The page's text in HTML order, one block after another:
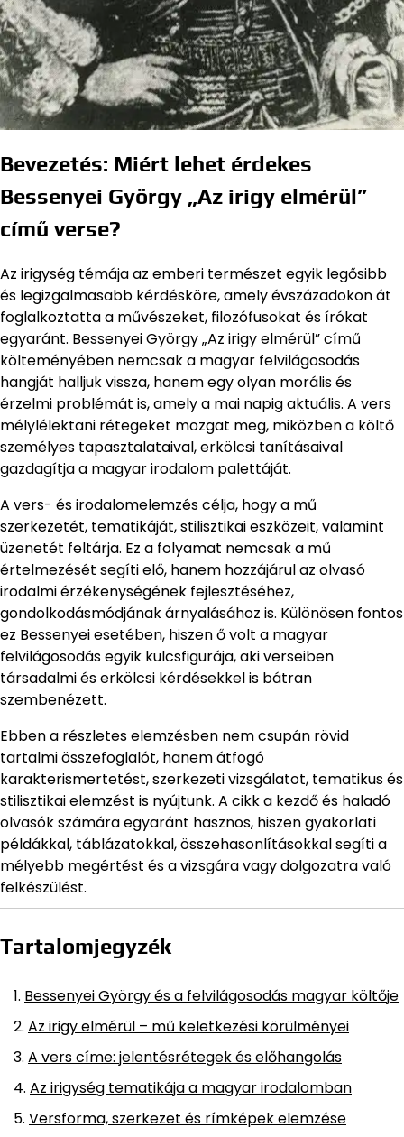
Bevezetés: Miért lehet érdekes
Bessenyei György „Az irigy elmérül”
című verse?
Az irigység témája az emberi természet egyik legősibb
és legizgalmasabb kérdésköre, amely évszázadokon át
foglalkoztatta a művészeket, filozófusokat és írókat
egyaránt. Bessenyei György „Az irigy elmérül” című
költeményében nemcsak a magyar felvilágosodás
hangját halljuk vissza, hanem egy olyan morális és
érzelmi problémát is, amely a mai napig aktuális. A vers
mélylélektani rétegeket mozgat meg, miközben a költő
személyes tapasztalataival, erkölcsi tanításaival
gazdagítja a magyar irodalom palettáját.
A vers- és irodalomelemzés célja, hogy a mű
szerkezetét, tematikáját, stilisztikai eszközeit, valamint
üzenetét feltárja. Ez a folyamat nemcsak a mű
értelmezését segíti elő, hanem hozzájárul az olvasó
irodalmi érzékenységének fejlesztéséhez,
gondolkodásmódjának árnyalásához is. Különösen fontos
ez Bessenyei esetében, hiszen ő volt a magyar
felvilágosodás egyik kulcsfigurája, aki verseiben
társadalmi és erkölcsi kérdésekkel is bátran
szembenézett.
Ebben a részletes elemzésben nem csupán rövid
tartalmi összefoglalót, hanem átfogó
karakterismertetést, szerkezeti vizsgálatot, tematikus és
stilisztikai elemzést is nyújtunk. A cikk a kezdő és haladó
olvasók számára egyaránt hasznos, hiszen gyakorlati
példákkal, táblázatokkal, összehasonlításokkal segíti a
mélyebb megértést és a vizsgára vagy dolgozatra való
felkészülést.
Tartalomjegyzék
Bessenyei György és a felvilágosodás magyar költője
Az irigy elmérül – mű keletkezési körülményei
A vers címe: jelentésrétegek és előhangolás
Az irigység tematikája a magyar irodalomban
Versforma, szerkezet és rímképek elemzése